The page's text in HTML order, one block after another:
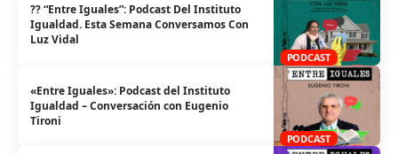
PODCAST
?️‍?️ “Entre Iguales”: Podcast Del Instituto
Igualdad. Esta Semana Conversamos Con
Luz Vidal
PODCAST
«Entre Iguales»: Podcast del Instituto
Igualdad – Conversación con Eugenio
Tironi